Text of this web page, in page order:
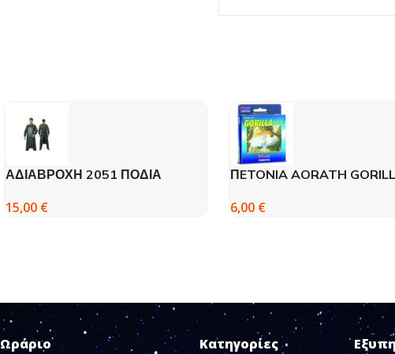
ΑΔΙΑΒΡΟΧΗ 2051 ΠΟΔΙΑ
15,00 €
ΠETONIA AORATH
6,00 €
Ωράριο
Κατηγορίες